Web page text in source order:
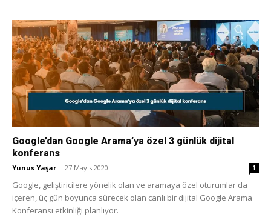
Tasarım,
UI/UX
Google’dan Google Arama’ya özel 3 günlük dijital
konferans
Yunus Yaşar - 27 Mayıs 2020 1
Google, geliştiricilere yönelik olan ve aramaya özel oturumlar da
içeren, üç gün boyunca sürecek olan canlı bir dijital Google Arama
Konferansı etkinliği planlıyor.